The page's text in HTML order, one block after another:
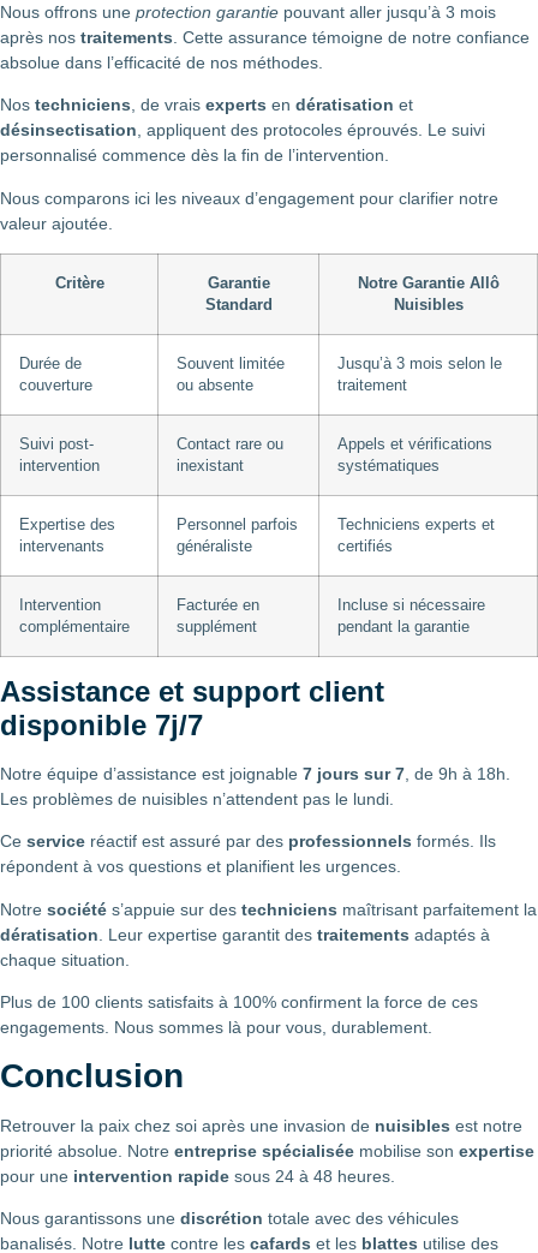
Nous offrons une protection garantie pouvant aller jusqu’à 3 mois
après nos traitements . Cette assurance témoigne de notre confiance
absolue dans l’efficacité de nos méthodes.
Nos techniciens, de vrais experts en dératisation et
désinsectisation, appliquent des protocoles éprouvés. Le suivi
personnalisé commence dès la fin de l’intervention.
Nous comparons ici les niveaux d’engagement pour clarifier notre
valeur ajoutée.
Critère
Garantie
Standard
Notre Garantie Allô
Nuisibles
Durée de
couverture
Souvent limitée
ou absente
Jusqu’à 3 mois selon le
traitement
Suivi post-
intervention
Contact rare ou
inexistant
Appels et vérifications
systématiques
Expertise des
intervenants
Personnel parfois
généraliste
Techniciens experts et
certifiés
Intervention
complémentaire
Facturée en
supplément
Incluse si nécessaire
pendant la garantie
Assistance et support client
disponible 7j/7
Notre équipe d’assistance est joignable 7 jours sur 7 , de 9h à 18h.
Les problèmes de nuisibles n’attendent pas le lundi.
Ce service réactif est assuré par des professionnels formés. Ils
répondent à vos questions et planifient les urgences.
Notre société s’appuie sur des techniciens maîtrisant parfaitement la
dératisation . Leur expertise garantit des traitements adaptés à
chaque situation.
Plus de 100 clients satisfaits à 100% confirment la force de ces
engagements. Nous sommes là pour vous, durablement.
Conclusion
Retrouver la paix chez soi après une invasion de nuisibles est notre
priorité absolue. Notre entreprise spécialisée mobilise son expertise
pour une intervention rapide sous 24 à 48 heures.
Nous garantissons une discrétion totale avec des véhicules
banalisés. Notre lutte contre les cafards et les blattes utilise des